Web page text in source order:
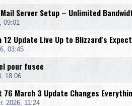
Mail Server Setup – Unlimited
09:01
12 Update Live Up to Blizzard's
03:45
pour fusee
18:06
76 March 3 Update Changes
2026, 11:24